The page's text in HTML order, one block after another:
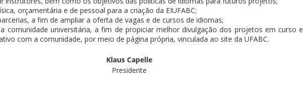
orçamentária e de pessoal para a criação da EIUFABC;
a fim de ampliar a oferta de vagas e de cursos de idiomas;
comunidade universitária, a fim de propiciar melhor divulgação dos projetos em curso
com a comunidade, por meio de página própria, vinculada ao site da UFABC.
Klaus Capelle
Presidente